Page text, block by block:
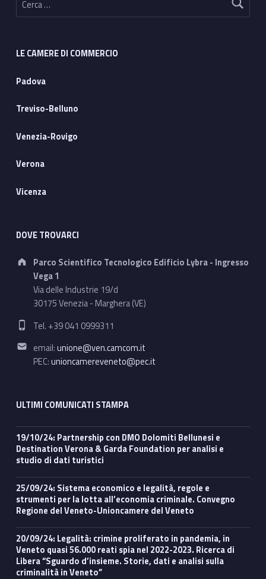
LE CAMERE DI COMMERCIO
Padova
Treviso-Belluno
Venezia-Rovigo
Verona
Vicenza
DOVE TROVARCI
Address:
Parco Scientifico Tecnologico Edificio Lybra - Ingresso
Vega 1
Via delle Industrie 19/d
30175 Venezia - Marghera (VE)
Phone number:
Tel. +39 041 0999311
Email address:
email:unione@ven.camcom.it
PEC:unioncamereveneto@pec.it
ULTIMI COMUNICATI STAMPA
19/10/24: Partnership con DMO Dolomiti Bellunesi e
Destination Verona & Garda Foundation per analisi e
studio di dati turistici
25/09/24: Sistema economico e legalità, regole e
strumenti per la lotta all’economia criminale. Convegno
Regione del Veneto-Unioncamere del Veneto
20/09/24: Legalità: crimine proliferato in pandemia, in
Veneto quasi 56.000 reati spia nel 2022-2023. Ricerca di
Libera “Sguardo d’insieme. Storie, dati e analisi sulla
criminalità in Veneto”